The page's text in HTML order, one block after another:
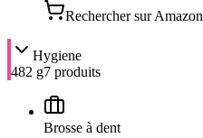
Rechercher sur Amazon
Hygiene
482 g7 produits
Brosse à dent